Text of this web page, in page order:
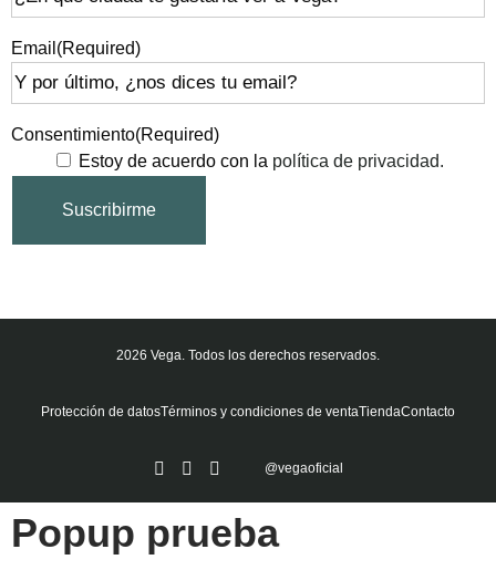
Email (Required)
Consentimiento(Required)
Estoy de acuerdo con la política de privacidad.
2026 Vega. Todos los derechos reservados.
Protección de datosTérminos y condiciones de ventaTiendaContacto
@vegaoficial
Popup prueba